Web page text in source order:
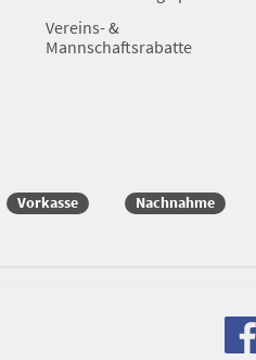
Vereins- &
Mannschaftsrabatte
Vorkasse Nachnahme